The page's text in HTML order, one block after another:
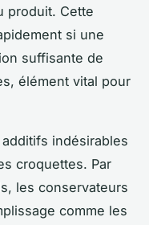
produit. Cette
si une
suffisante de
élément vital pour
indésirables
croquettes. Par
les conservateurs
comme les